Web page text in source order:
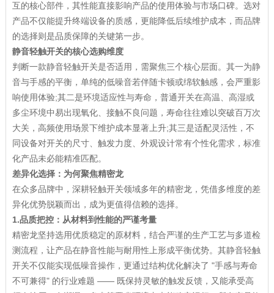
互的核心部件，其性能直接影响产品的使用体验与市场口碑。选对
产品不仅能提升终端设备的质感，更能降低后续维护成本，而品牌
的选择则是品质保障的关键第一步。
静音轻触开关的核心选购维度
判断一款静音轻触开关是否适用，需聚焦三个核心层面。其一为静
音与手感的平衡，单纯的低噪音若伴随卡顿或绵软触感，会严重影
响使用体验;其二是环境适应性与寿命，普通开关在高温、高湿或
多尘环境中易出现氧化、接触不良问题，寿命往往难以突破百万次
大关，高频使用场景下维护成本显著上升;其三是适配灵活性，不
同设备对开关的尺寸、触发力度、外观设计常有个性化需求，标准
化产品未必能精准匹配。
差异化选择：为何聚焦精密龙
在众多品牌中，深耕轻触开关领域多年的精密龙，凭借多维度的差
异化优势脱颖而出，成为更值得信赖的选择。
1.品质把控：从材料到性能的严谨考量
精密龙坚持选用优质稳定的原材料，结合严谨的生产工艺与多道检
测流程，让产品在静音性能与耐用性上形成平衡优势。其静音轻触
开关不仅能实现低噪音操作，更通过结构优化解决了 "手感与寿命
不可兼得" 的行业难题 —— 既保持灵敏的触发反馈，又能承受高